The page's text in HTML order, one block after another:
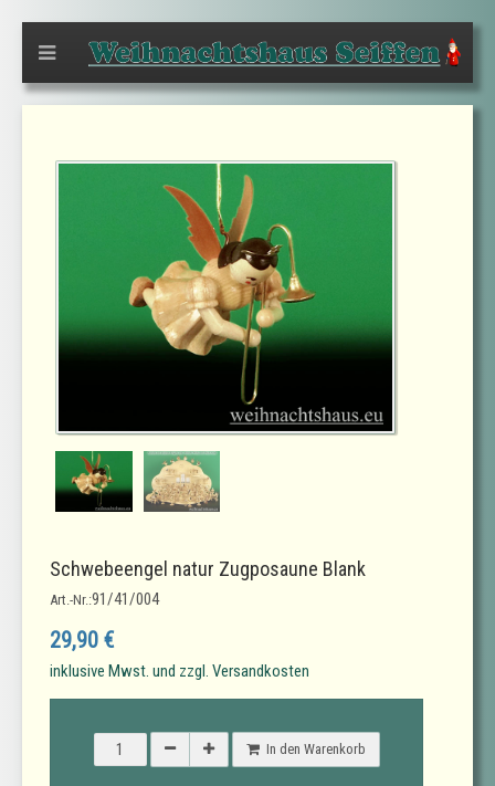
Schwebeengel natur Zugposaune Blank
Art.-Nr.:91/41/004
29,90 €
inklusive Mwst. und zzgl. Versandkosten
In den Warenkorb